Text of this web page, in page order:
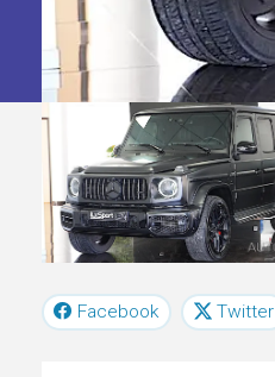
Facebook Twitter